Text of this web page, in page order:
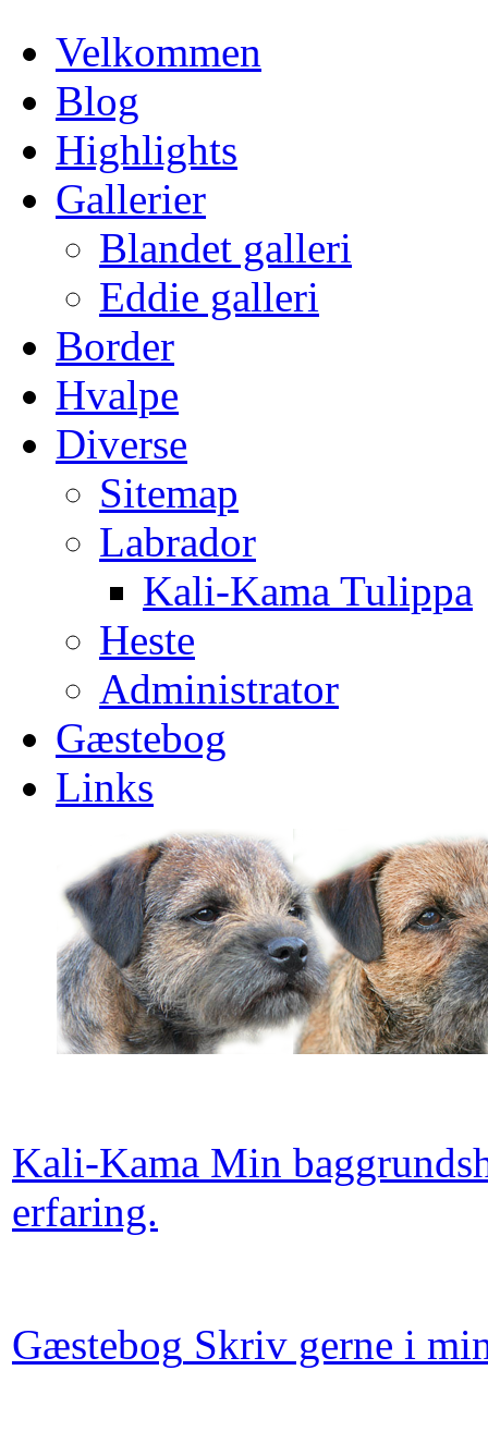
Velkommen
Blog
Highlights
Gallerier
Blandet galleri
Eddie galleri
Border
Hvalpe
Diverse
Sitemap
Labrador
Kali-Kama Tulippa
Heste
Administrator
Gæstebog
Links
Kali-Kama Min
erfaring.
Gæstebog Skriv gerne i